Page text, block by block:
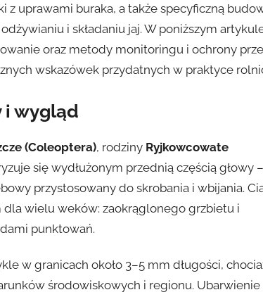
uprawami buraka, a także specyficzną
i składaniu jaj. W poniższym
oraz metody monitoringu i ochrony
wskazówek przydatnych w praktyce
i wygląd
(Coleoptera), rodziny Ryjkowcowate
się wydłużonym przednią częścią głowy –
przystosowany do skrobania i wbijania.
wielu weków: zaokrąglonego grzbietu i
punktowań.
w granicach około 3–5 mm długości,
środowiskowych i regionu. Ubarwienie